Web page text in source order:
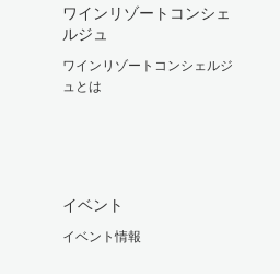
ワインリゾートコンシェ
ルジュ
ワインリゾートコンシェルジ
ュとは
イベント
イベント情報